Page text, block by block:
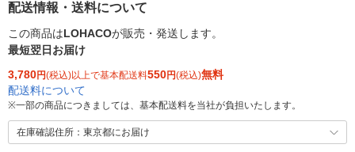
配送情報・送料について
この商品はLOHACOが販売・発送します。
最短翌日お届け
3,780円(税込)以上で基本配送料550円(税込)無料
配送料について
※一部の商品につきましては、基本配送料を当社が負担いたします。
在庫確認住所：東京都にお届け